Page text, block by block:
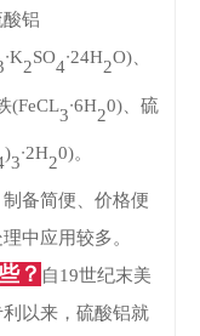
铝
∙K
2
SO
4
∙24H
2
O)、
(FeCL
3
∙6H
2
0)、硫
)
3
∙2H
2
0)。
备简便、价格便
中应用较多。
？ 自19世纪末美
以来，硫酸铝就